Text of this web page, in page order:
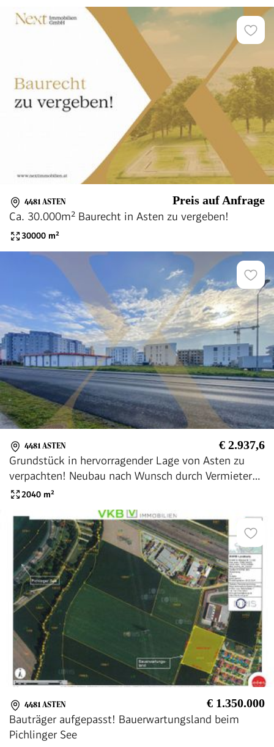
4481 ASTEN Preis auf Anfrage
Ca. 30.000m² Baurecht in Asten zu vergeben!
30000 m²
4481 ASTEN € 2.937,6
Grundstück in hervorragender Lage von Asten zu
verpachten! Neubau nach Wunsch durch Vermieter
möglich!
2040 m²
4481 ASTEN € 1.350.000
Bauträger aufgepasst! Bauerwartungsland beim
Pichlinger See